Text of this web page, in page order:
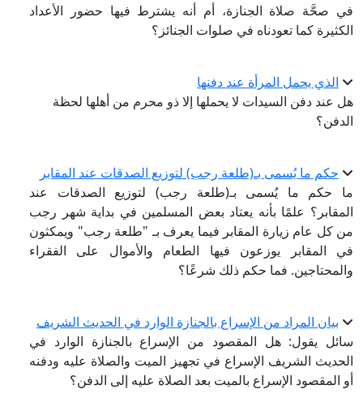
صحَّة صلاة الجنازة، أم أنه يشترط فيها حضور الأعداد
كما تعودناه في صلوات الجنائز؟
الذي يحمل المرأة عند دفنها
عند دفن السيدات لا يحملها إلا ذو محرم من أهلها لحظة
حكم ما يُسمى بـ(طلعة رجب) لتوزيع الصدقات عند المقابر
حكم ما يُسمى بـ(طلعة رجب) لتوزيع الصدقات عند
علمًا بأنه يعتاد بعض المسلمين في بداية شهر رجب
كل عام زيارة المقابر فيما يعرف بـ "طلعة رجب" ويمكثون
المقابر يوزعون فيها الطعام والأموال على الفقراء
فما حكم ذلك شرعًا؟
بيان المراد من الإسراع بالجنازة الوارد في الحديث الشريف
يقول: هل المقصود من الإسراع بالجنازة الوارد في
الشريف الإسراع في تجهيز الميت والصلاة عليه ودفنه
المقصود الإسراع بالميت بعد الصلاة عليه إلى الدفن؟